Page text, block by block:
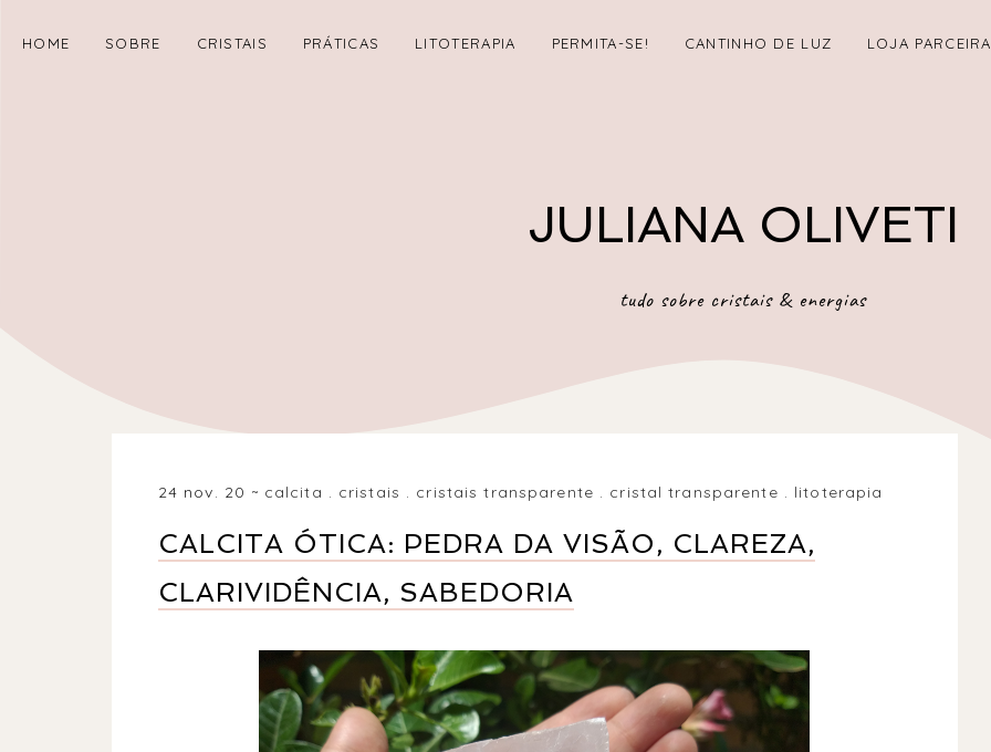
HOME SOBRE CRISTAIS PRÁTICAS LITOTERAPIA PERMITA-SE! CANTINHO DE LUZ LOJA PARCEIRA
JULIANA OLIVETI
tudo sobre cristais & energias
24 nov. 20 calcita . cristais . cristais transparente . cristal transparente . litoterapia
CALCITA ÓTICA: PEDRA DA VISÃO, CLAREZA,
CLARIVIDÊNCIA, SABEDORIA